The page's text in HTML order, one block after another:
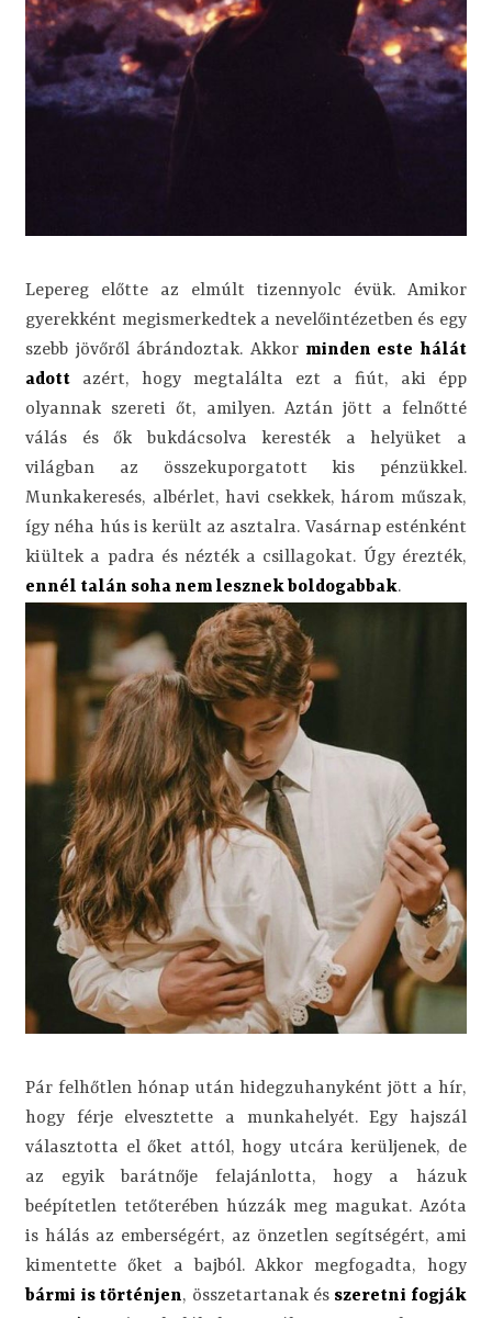
Lepereg előtte az elmúlt tizennyolc évük. Amikor
gyerekként megismerkedtek a nevelőintézetben és egy
szebb jövőről ábrándoztak. Akkor minden este hálát
adott azért, hogy megtalálta ezt a fiút, aki épp
olyannak szereti őt, amilyen. Aztán jött a felnőtté
válás és ők bukdácsolva keresték a helyüket a
világban az összekuporgatott kis pénzükkel.
Munkakeresés, albérlet, havi csekkek, három műszak,
így néha hús is került az asztalra. Vasárnap esténként
kiültek a padra és nézték a csillagokat. Úgy érezték,
ennél talán soha nem lesznek boldogabbak.
Pár felhőtlen hónap után hidegzuhanyként jött a hír,
hogy férje elvesztette a munkahelyét. Egy hajszál
választotta el őket attól, hogy utcára kerüljenek, de
az egyik barátnője felajánlotta, hogy a házuk
beépítetlen tetőterében húzzák meg magukat. Azóta
is hálás az emberségért, az önzetlen segítségért, ami
kimentette őket a bajból. Akkor megfogadta, hogy
bármi is történjen, összetartanak és szeretni fogják